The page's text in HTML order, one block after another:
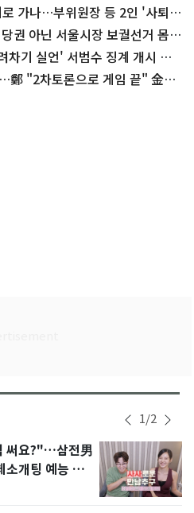
가나…부위원장 등 2인 '사퇴
권 아닌 서울시장 보궐선거 몸풀
기 실언' 서범수 징계 개시 주
鄭 "2차토론으로 게임 끝" 金
1/2
써요?"…삼전男
개팅 예능 화